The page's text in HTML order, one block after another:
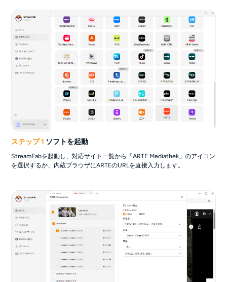
ステップ 1 ソフトを起動
StreamFabを起動し、対応サイト一覧から「ARTE Mediathek」のアイコン
を選択するか、内蔵ブラウザにARTEのURLを直接入力します。